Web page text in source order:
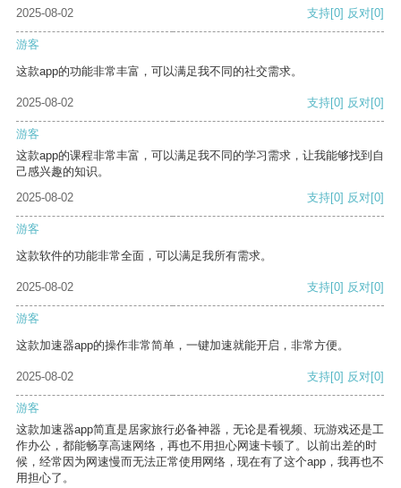
2025-08-02 支持[0] 反对[0]
游客
这款app的功能非常丰富，可以满足我不同的社交需求。
2025-08-02 支持[0] 反对[0]
游客
这款app的课程非常丰富，可以满足我不同的学习需求，让我能够找到自
己感兴趣的知识。
2025-08-02
支持[0] 反对[0]
游客
这款软件的功能非常全面，可以满足我所有需求。
2025-08-02 支持[0] 反对[0]
游客
这款加速器app的操作非常简单，一键加速就能开启，非常方便。
2025-08-02 支持[0] 反对[0]
游客
这款加速器app简直是居家旅行必备神器，无论是看视频、玩游戏还是工
作办公，都能畅享高速网络，再也不用担心网速卡顿了。以前出差的时
候，经常因为网速慢而无法正常使用网络，现在有了这个app，我再也不
用担心了。